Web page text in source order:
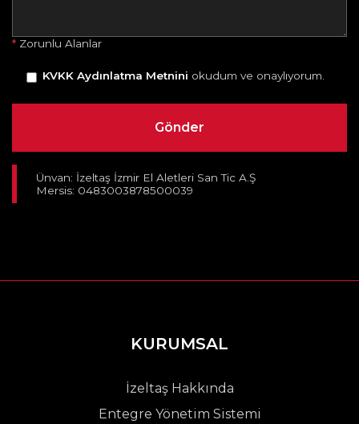
* Zorunlu Alanlar
KVKK Aydınlatma Metnini okudum ve onaylıyorum.
Ünvan: İzeltaş İzmir El Aletleri San Tic A.Ş
Mersis: 0483003878500039
KURUMSAL
İzeltaş Hakkında
Entegre Yönetim Sistemi